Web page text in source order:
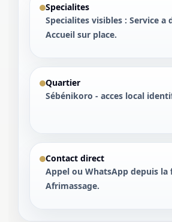
Specialites
Specialites visibles : Service a
Accueil sur place.
Quartier
Sébénikoro - acces local
Contact direct
Appel ou WhatsApp depuis la
Afrimassage.